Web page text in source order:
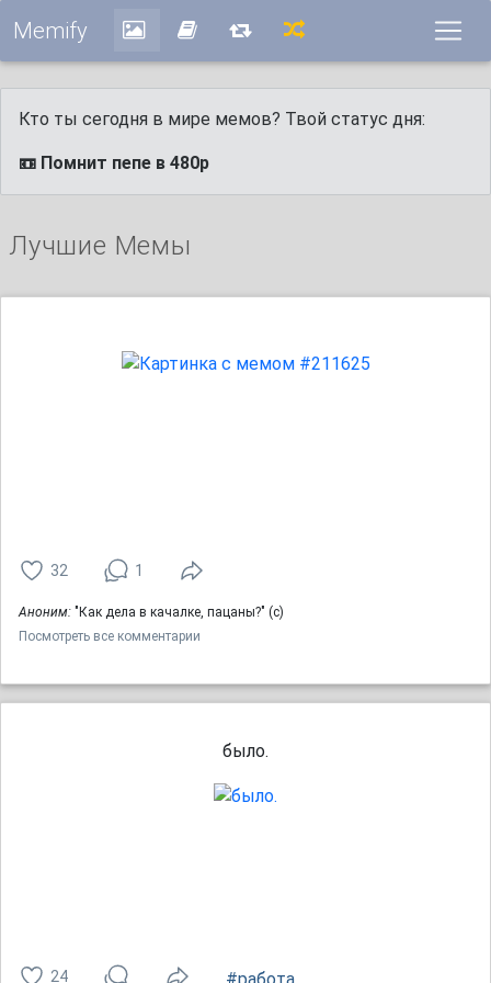
Memify
Кто ты сегодня в мире мемов? Твой статус дня:
📼 Помнит пепе в 480p
Лучшие Мемы
32 1
Аноним: "Как дела в качалке, пацаны?" (с)
Посмотреть все комментарии
было.
24